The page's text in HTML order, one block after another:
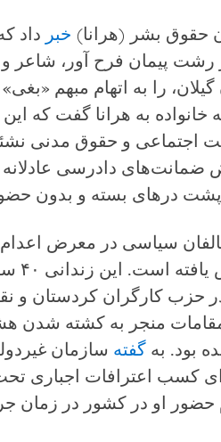
حقوق بشر (هرانا) خبر
رشت پیمان فرح آور، شاعر
را به اتهام مبهم
خانواده به هرانا گفت که
اجتماعی و حقوق مدنی
ضمانت‌های دادرسی
پشت درهای بسته و بدون
سیاسی در معرض
حزب کارگران کردستان و
منجر به کشته شدن
بود. به گفته سازمان
کسب اعترافات اجباری
او در کشور در زمان جرم